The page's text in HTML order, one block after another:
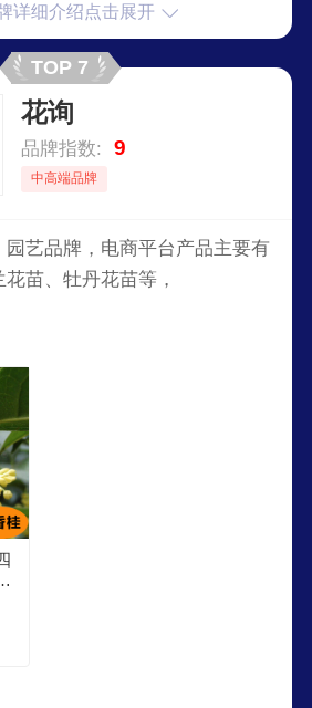
详细介绍点击展开
TOP 7
花询
品牌指数: 9
中高端品牌
艺品牌，电商平台产品主要有
苗、牡丹花苗等，